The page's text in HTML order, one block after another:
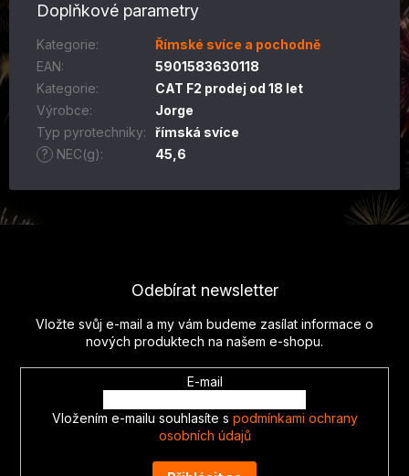
Doplňkové parametry
Kategorie:
Římské svíce a pochodně
EAN:
5901583630118
Kategorie:
CAT F2 prodej od 18 let
Výrobce:
Jorge
Typ pyrotechniky:
římská svíce
?
NEC(g): 45,6
Odebírat newsletter
Vložte svůj e-mail a my vám budeme zasílat informace o
nových produktech na našem e-shopu.
E-mail
Vložením e-mailu souhlasíte s podmínkami ochrany
osobních údajů